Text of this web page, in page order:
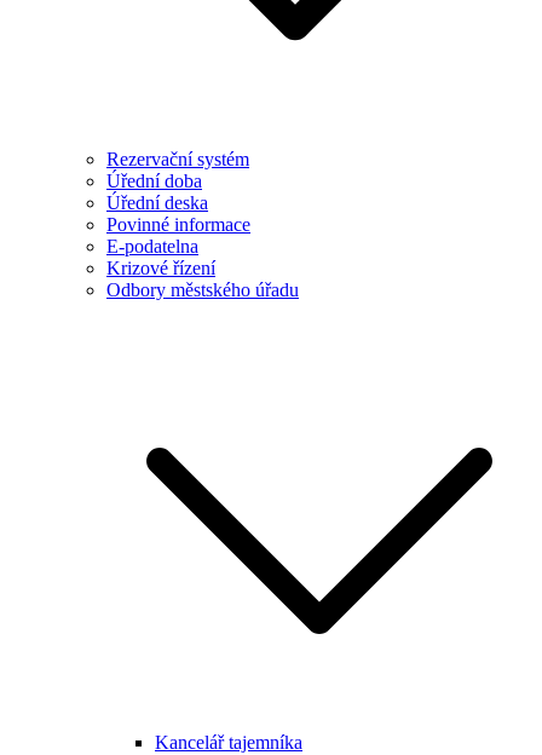
Rezervační systém
Úřední doba
Úřední deska
Povinné informace
E-podatelna
Krizové řízení
Odbory městského úřadu
Kancelář tajemníka